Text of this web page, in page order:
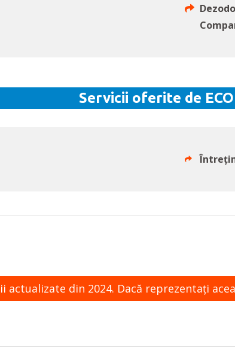
Servicii oferite de ECO
actualizate din 2024. Dacă reprezentaţi